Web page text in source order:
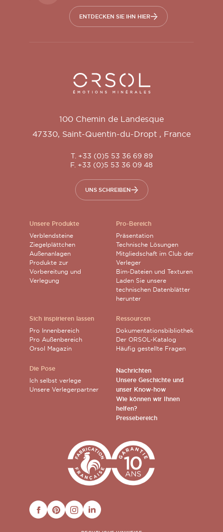
ENTDECKEN SIE IHN HIER
Orsol S.A.
100 Chemin de Landesque
47330, Saint-Quentin-du-Dropt , France
T. +33 (0)5 53 36 69 89
F. +33 (0)5 53 36 09 48
UNS SCHREIBEN
Unsere Produkte
Verblendsteine
Ziegelplättchen
Außenanlagen
Produkte zur
Vorbereitung und
Verlegung
Sich inspirieren lassen
Pro Innenbereich
Pro Außenbereich
Orsol Magazin
Die Pose
Ich selbst verlege
Unsere Verlegerpartner
Pro-Bereich
Präsentation
Technische Lösungen
Mitgliedschaft im Club der
Verleger
Bim-Dateien und Texturen
Laden Sie unsere
technischen Datenblätter
herunter
Ressourcen
Dokumentationsbibliothek
Der ORSOL-Katalog
Häufig gestellte Fragen
Nachrichten
Unsere Geschichte und
unser Know-how
Wie können wir Ihnen
helfen?
Pressebereich
FACEBOOKPINTERESTINSTAGRAM
LINKEDIN